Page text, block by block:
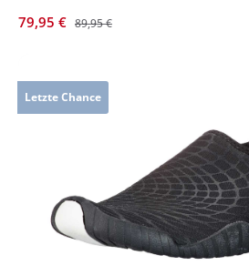
Verkaufspreis:
79,95 € Regulärer Preis:
89,95 €
Letzte Chance